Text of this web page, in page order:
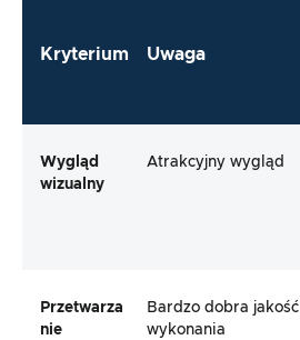
Kryterium Uwaga
Wygląd
wizualny
Atrakcyjny wygląd
Przetwarza
nie
Bardzo dobra jakość
wykonania